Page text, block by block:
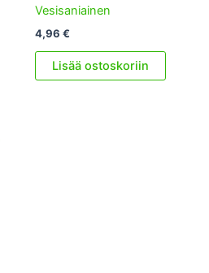
Vesisaniainen
4,96 €
Lisää ostoskoriin